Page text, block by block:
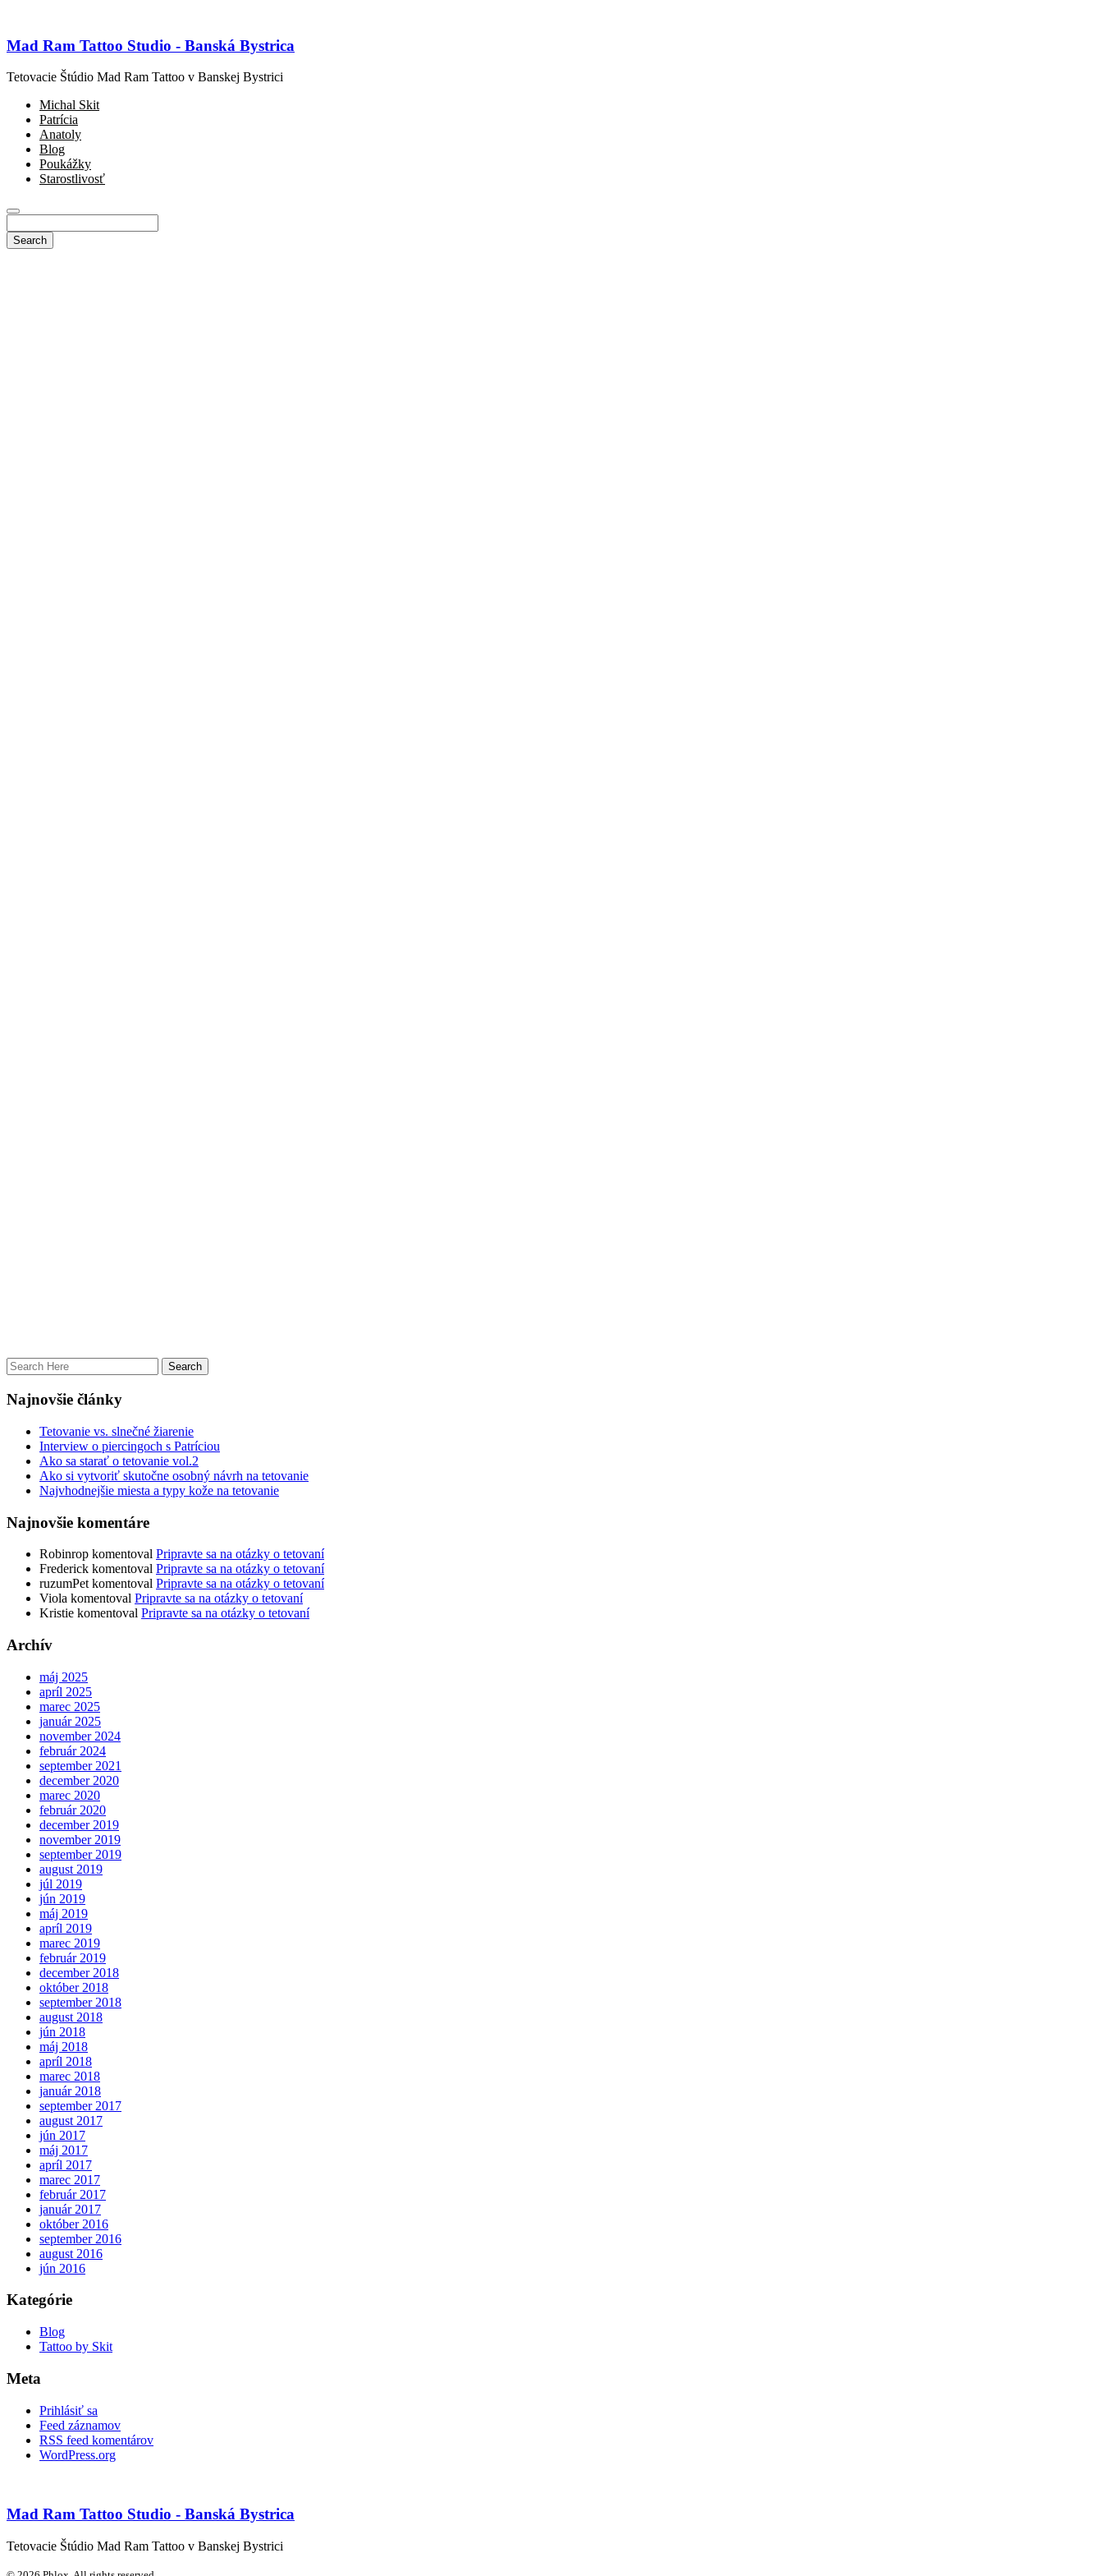
Mad Ram Tattoo Studio - Banská Bystrica
Tetovacie Štúdio Mad Ram Tattoo v Banskej Bystrici
Michal Skit
Patrícia
Anatoly
Blog
Poukážky
Starostlivosť
Najnovšie články
Tetovanie vs. slnečné žiarenie
Interview o piercingoch s Patríciou
Ako sa starať o tetovanie vol.2
Ako si vytvoriť skutočne osobný návrh na tetovanie
Najvhodnejšie miesta a typy kože na tetovanie
Najnovšie komentáre
Robinrop komentoval Pripravte sa na otázky o tetovaní
Frederick komentoval Pripravte sa na otázky o tetovaní
ruzumPet komentoval Pripravte sa na otázky o tetovaní
Viola komentoval Pripravte sa na otázky o tetovaní
Kristie komentoval Pripravte sa na otázky o tetovaní
Archív
máj 2025
apríl 2025
marec 2025
január 2025
november 2024
február 2024
september 2021
december 2020
marec 2020
február 2020
december 2019
november 2019
september 2019
august 2019
júl 2019
jún 2019
máj 2019
apríl 2019
marec 2019
február 2019
december 2018
október 2018
september 2018
august 2018
jún 2018
máj 2018
apríl 2018
marec 2018
január 2018
september 2017
august 2017
jún 2017
máj 2017
apríl 2017
marec 2017
február 2017
január 2017
október 2016
september 2016
august 2016
jún 2016
Kategórie
Blog
Tattoo by Skit
Meta
Prihlásiť sa
Feed záznamov
RSS feed komentárov
WordPress.org
Mad Ram Tattoo Studio - Banská Bystrica
Tetovacie Štúdio Mad Ram Tattoo v Banskej Bystrici